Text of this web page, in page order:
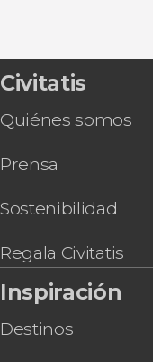
Civitatis
Quiénes somos
Prensa
Sostenibilidad
Regala Civitatis
Inspiración
Destinos